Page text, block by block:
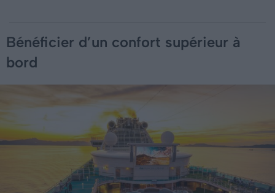
Bénéficier d’un confort supérieur à
bord